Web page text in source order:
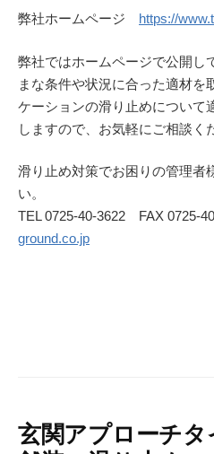
弊社ホームページ https://
弊社ではホームページで公開し
まな条件や状況に合った適材を
ケーションの滑り止めについて
しますので、お気軽にご相談く
滑り止め対策でお困りの管理者
い。
TEL 0725-40-3622 FAX 0725-
ground.co.jp
玄関アプローチタ